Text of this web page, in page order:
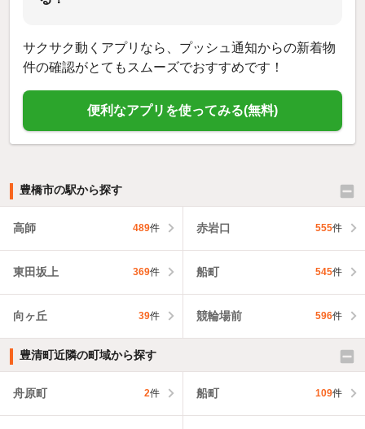
サクサク動くアプリなら、プッシュ通知からの新着物
件の確認がとてもスムーズでおすすめです！
便利なアプリを使ってみる(無料)
豊橋市の駅から探す
高師 489件 赤岩口 555件
東田坂上 369件 船町 545件
向ヶ丘 39件 競輪場前 596件
豊清町近隣の町域から探す
舟原町 2件 船町 109件